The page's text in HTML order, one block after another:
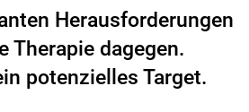
Herausforderungen
Therapie dagegen.
potenzielles Target.